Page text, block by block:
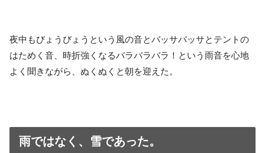
夜中もびょうびょうという風の音とバッサバッサとテントの
はためく音、時折強くなるバラバラバラ！という雨音を心地
よく聞きながら、ぬくぬくと朝を迎えた。
雨ではなく、雪であった。